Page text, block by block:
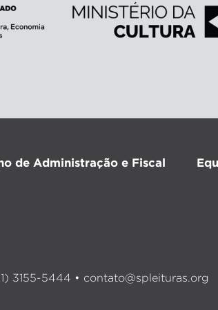
de Administração e Fiscal
3155-5444 • contato@spleituras.org